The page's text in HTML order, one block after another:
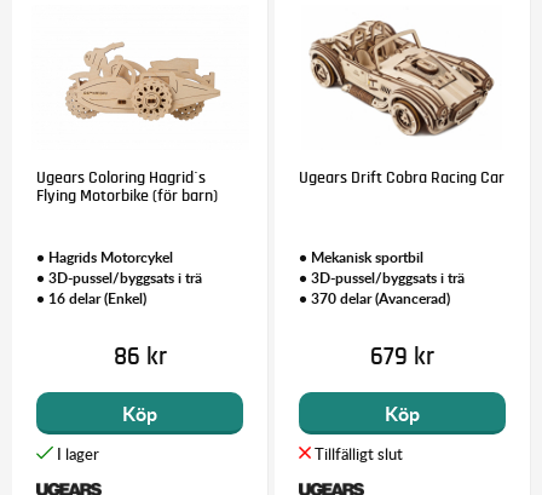
Ugears Coloring Hagrid´s
Flying Motorbike (för barn)
• Hagrids Motorcykel
• 3D-pussel/byggsats i trä
• 16 delar (Enkel)
86 kr
Köp
Ugears Drift Cobra Racing Car
• Mekanisk sportbil
• 3D-pussel/byggsats i trä
• 370 delar (Avancerad)
679 kr
Köp